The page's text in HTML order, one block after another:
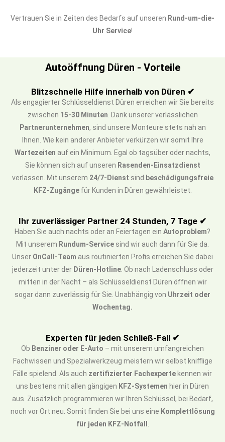
Vertrauen Sie in Zeiten des Bedarfs auf unseren Rund-um-die-
Uhr Service!
Autoöffnung Düren - Vorteile
Blitzschnelle Hilfe innerhalb von Düren ✔
Als engagierter Schlüsseldienst Düren erreichen wir Sie bereits
zwischen 15-30 Minuten . Dank unserer verlässlichen
Partnerunternehmen, sind unsere Monteure stets nah an
Ihnen. Wie kein anderer Anbieter verkürzen wir somit Ihre
Wartezeiten auf ein Minimum. Egal ob tagsüber oder nachts,
Sie können sich auf unseren Rasenden-Einsatzdienst
verlassen. Mit unserem 24/7-Dienst sind beschädigungsfreie
KFZ-Zugängefür Kunden in Düren gewährleistet.
Ihr zuverlässiger Partner 24 Stunden, 7 Tage ✔
Haben Sie auch nachts oder an Feiertagen ein Autoproblem?
Mit unserem Rundum-Service sind wir auch dann für Sie da.
Unser OnCall-Team aus routinierten Profis erreichen Sie dabei
jederzeit unter der Düren-Hotline. Ob nach Ladenschluss oder
mitten in der Nacht – als Schlüsseldienst Düren öffnen wir
sogar dann zuverlässig für Sie. Unabhängig von Uhrzeit oder
Wochentag.
Experten für jeden Schließ-Fall ✔
Ob Benziner oder E-Auto – mit unserem umfangreichen
Fachwissen und Spezialwerkzeug meistern wir selbst knifflige
Fälle spielend. Als auch zertifizierter Fachexperte kennen wir
uns bestens mit allen gängigen KFZ-Systemen hier in Düren
aus. Zusätzlich programmieren wir Ihren Schlüssel, bei Bedarf,
noch vor Ort neu. Somit finden Sie bei uns eine Komplettlösung
für jeden KFZ-Notfall